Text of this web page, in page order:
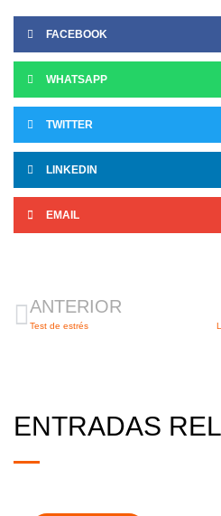
FACEBOOK
WHATSAPP
TWITTER
LINKEDIN
EMAIL
ANTERIOR
Test de estrés
ENTRADAS